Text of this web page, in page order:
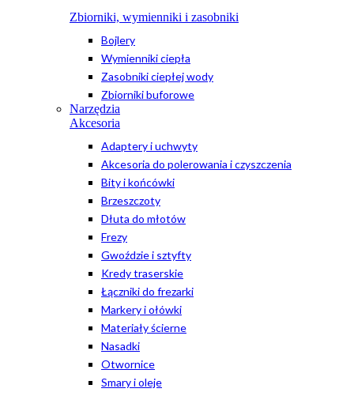
Zbiorniki, wymienniki i zasobniki
Bojlery
Wymienniki ciepła
Zasobniki ciepłej wody
Zbiorniki buforowe
Narzędzia
Akcesoria
Adaptery i uchwyty
Akcesoria do polerowania i czyszczenia
Bity i końcówki
Brzeszczoty
Dłuta do młotów
Frezy
Gwoździe i sztyfty
Kredy traserskie
Łączniki do frezarki
Markery i ołówki
Materiały ścierne
Nasadki
Otwornice
Smary i oleje